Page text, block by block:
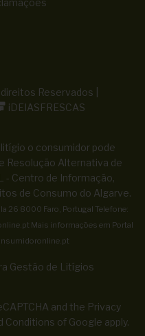
Reservados |
iDEIASFRESCAS
o consumidor pode
Resolução Alternativa de
- Centro de Informação,
de Consumo do Algarve.
26 8000 Faro, Portugal Telefone:
Mais informações em Portal
Gestão de Litígios
and the Privacy
Conditions of Google apply.